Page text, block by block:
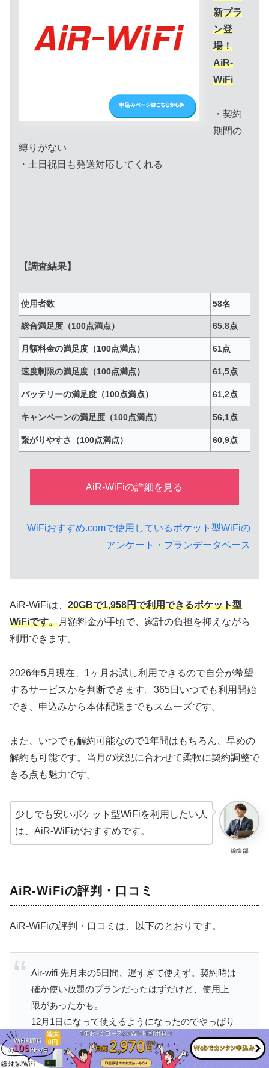
新プラ
ン登
場！
AiR-
WiFi
・契約
期間の
縛りがない
・土日祝日も発送対応してくれる
【調査結果】
使用者数 58名
総合満足度（100点満点） 65.8点
月額料金の満足度（100点満点） 61点
速度制限の満足度（100点満点） 61,5点
バッテリーの満足度（100点満点） 61,2点
キャンペーンの満足度（100点満点） 56,1点
繋がりやすさ（100点満点） 60,9点
AiR-WiFiの詳細を見る
WiFiおすすめ.comで使用しているポケット型WiFiの
アンケート・プランデータベース
AiR-WiFiは、 20GBで1,958円で利用できるポケット型
WiFiです。月額料金が手頃で、家計の負担を抑えながら
利用できます。
2026年5月現在、1ヶ月お試し利用できるので自分が希望
するサービスかを判断できます。365日いつでも利用開始
でき、申込みから本体配送までもスムーズです。
また、いつでも解約可能なので1年間はもちろん、早めの
解約も可能です。当月の状況に合わせて柔軟に契約調整で
きる点も魅力です。
編集部
少しでも安いポケット型WiFiを利用したい人
は、AiR-WiFiがおすすめです。
AiR-WiFiの評判・口コミ
AiR-WiFiの評判・口コミは、以下のとおりです。
Air-wifi 先月末の5日間、遅すぎて使えず。契約時は
確か使い放題のプランだったはずだけど、使用上
限があったかも。
12月1日になって使えるようになったのでやっぱり
速度制限がかかっていたのだと腑に落ちていた
ら、また今日、めっちゃ遅い。仕事できない。も